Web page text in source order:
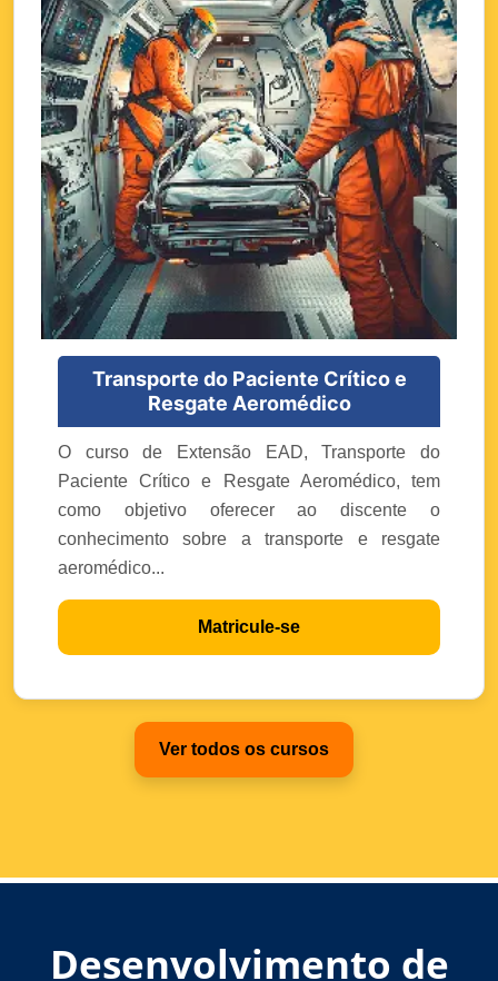
Transporte do Paciente Crítico e
Resgate Aeromédico
O curso de Extensão EAD, Transporte do
Paciente Crítico e Resgate Aeromédico, tem
como objetivo oferecer ao discente o
conhecimento sobre a transporte e resgate
aeromédico...
Matricule-se
Ver todos os cursos
Desenvolvimento de